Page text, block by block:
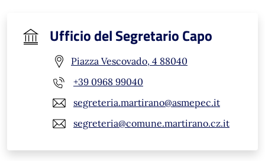
Ufficio del Segretario Capo
Piazza Vescovado, 4 88040
+39 0968 99040
segreteria.martirano@asmepec.it
segreteria@comune.martirano.cz.it